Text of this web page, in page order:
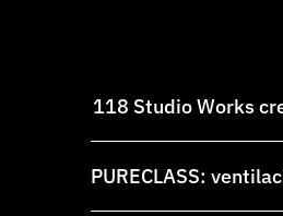
118 Studio Works
PURECLASS: